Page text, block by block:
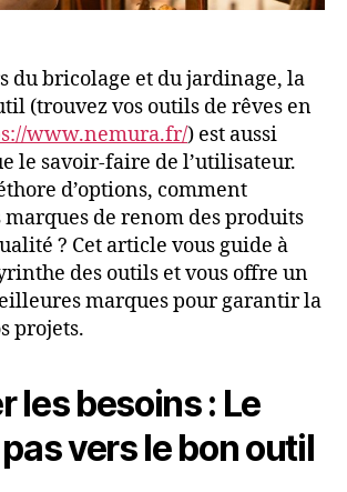
du bricolage et du jardinage, la
(trouvez vos outils de rêves en
www.nemura.fr/) est aussi
le savoir-faire de l’utilisateur.
d’options, comment
de renom des produits
? Cet article vous guide à
des outils et vous offre un
marques pour garantir la
projets.
les besoins : Le
vers le bon outil